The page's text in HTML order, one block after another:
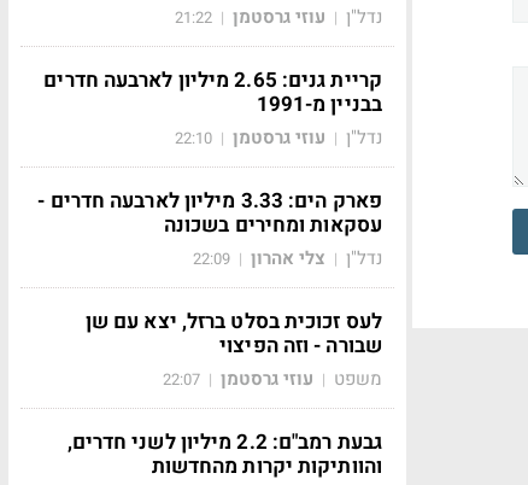
נדל"ן | עוזי גרסטמן |
21:22
קריית גנים: 2.65 מיליון לארבעה חדרים
בבניין מ-1991
נדל"ן | עוזי גרסטמן |
22:10
פארק הים: 3.33 מיליון לארבעה חדרים -
עסקאות ומחירים בשכונה
נדל"ן | צלי אהרון |
22:09
לעס זכוכית בסלט ברזל, יצא עם שן
שבורה - וזה הפיצוי
משפט | עוזי גרסטמן |
22:07
גבעת רמב"ם: 2.2 מיליון לשני חדרים,
והוותיקות יקרות מהחדשות